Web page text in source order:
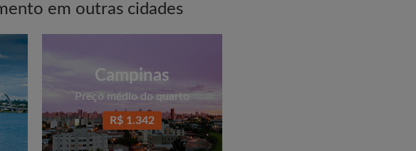
em outras cidades
Campinas
Preço médio do quarto
R$ 1.342